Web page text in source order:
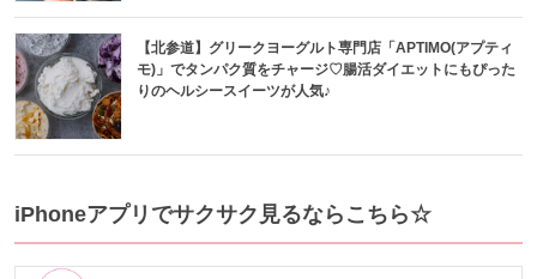
【北参道】グリークヨーグルト専門店「APTIMO(アプティ
モ)」でタンパク質をチャージ♡腸活ダイエットにもぴった
りのヘルシースイーツが人気♪
iPhoneアプリでサクサク見るならこちら☆